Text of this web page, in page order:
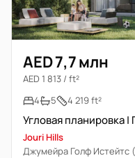
AED 7,7 млн
AED 1 813 / ft²
4
5 4 219 ft²
Угловая планировка
Jouri Hills
Джумейра Голф Истейтс